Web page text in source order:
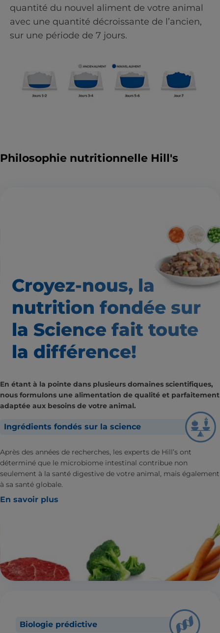
quantité du nouvel aliment de votre animal
avec une quantité décroissante de l’ancien,
sur une période de 7 jours.
Philosophie nutritionnelle Hill's
Croyez-nous, la
nutrition fondée sur
la Science fait toute
la différence!
En étant à la pointe dans plusieurs domaines scientifiques,
nous formulons une alimentation de qualité et parfaitement
adaptée aux besoins de votre animal.
Ingrédients fondés sur la science
Après des années de recherches, les experts de Hill’s ont
déterminé que le microbiome intestinal contribue non
seulement à la santé digestive de votre animal, mais également
à sa santé globale.
En savoir plus
Biologie prédictive